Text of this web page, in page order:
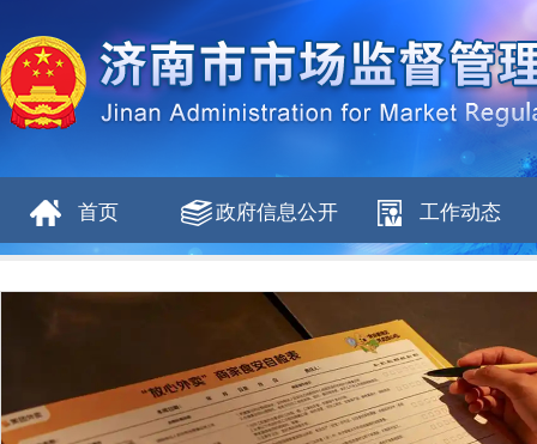
首页 政府信息公开 工作动态